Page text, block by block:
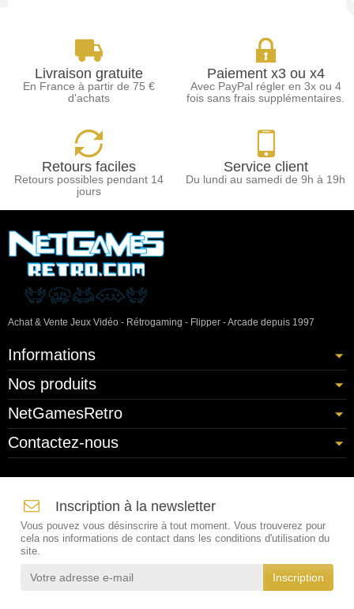
Livraison gratuite
En France à partir de 75 €
d'achats
Paiement x3 ou x4
Avec PayPal régler en 3x ou 4
fois sans frais supplémentaires.
Retours faciles
Retours possibles pendant 14
jours
Service client
Du lundi au samedi de 9h à 19h
Achat & Vente Jeux Vidéo - Rétrogaming - Flipper - Arcade depuis 1997
Informations
Nos produits
NetGamesRetro
Contactez-nous
Inscription à la newsletter
Vous pouvez vous désinscrire à tout moment. Vous trouverez pour
cela nos informations de contact dans les conditions d'utilisation du
site.